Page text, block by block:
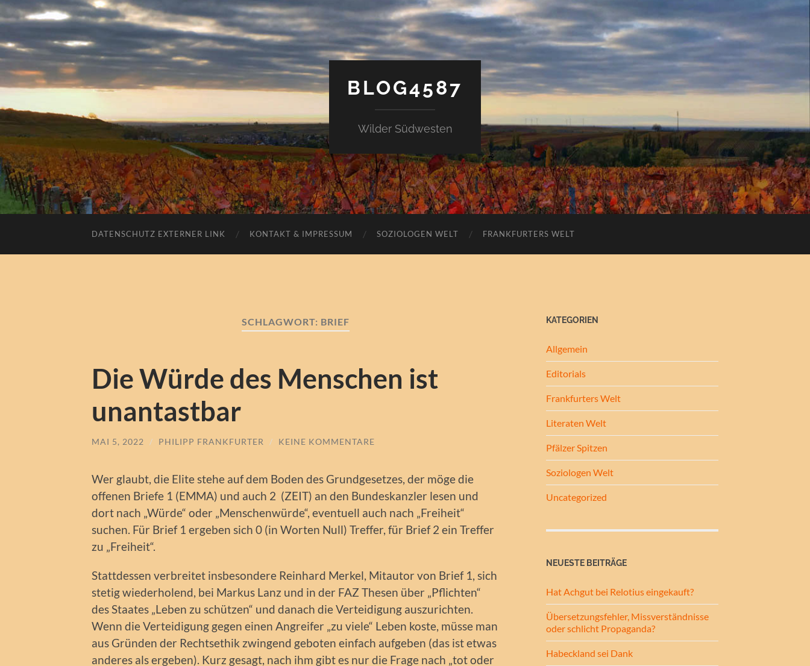
BLOG4587
Wilder Südwesten
DATENSCHUTZ EXTERNER LINK KONTAKT & IMPRESSUM SOZIOLOGEN WELT FRANKFURTERS WELT
SCHLAGWORT: BRIEF
Die Würde des Menschen ist
unantastbar
MAI 5, 2022 / PHILIPP FRANKFURTER / KEINE KOMMENTARE
Wer glaubt, die Elite stehe auf dem Boden des Grundgesetzes, der möge die
offenen Briefe 1 (EMMA) und auch 2 (ZEIT) an den Bundeskanzler lesen und
dort nach „Würde“ oder „Menschenwürde“, eventuell auch nach „Freiheit“
suchen. Für Brief 1 ergeben sich 0 (in Worten Null) Treffer, für Brief 2 ein Treffer
zu „Freiheit“.
Stattdessen verbreitet insbesondere Reinhard Merkel, Mitautor von Brief 1, sich
stetig wiederholend, bei Markus Lanz und in der FAZ Thesen über „Pflichten“
des Staates „Leben zu schützen“ und danach die Verteidigung auszurichten.
Wenn die Verteidigung gegen einen Angreifer „zu viele“ Leben koste, müsse man
aus Gründen der Rechtsethik zwingend geboten einfach aufgeben (das ist etwas
anderes als ergeben). Kurz gesagt, nach ihm gibt es nur die Frage nach „tot oder
KATEGORIEN
Allgemein
Editorials
Frankfurters Welt
Literaten Welt
Pfälzer Spitzen
Soziologen Welt
Uncategorized
NEUESTE BEITRÄGE
Hat Achgut bei Relotius eingekauft?
Übersetzungsfehler, Missverständnisse
oder schlicht Propaganda?
Habeckland sei Dank